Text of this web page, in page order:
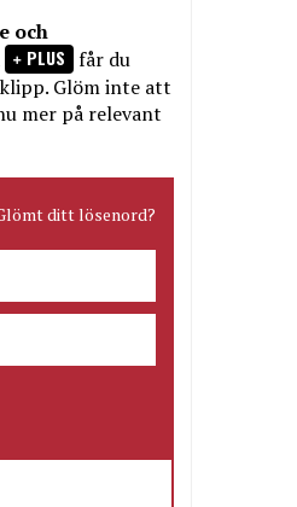
och
PLUS får du
Glöm inte att
mer på relevant
ditt lösenord?